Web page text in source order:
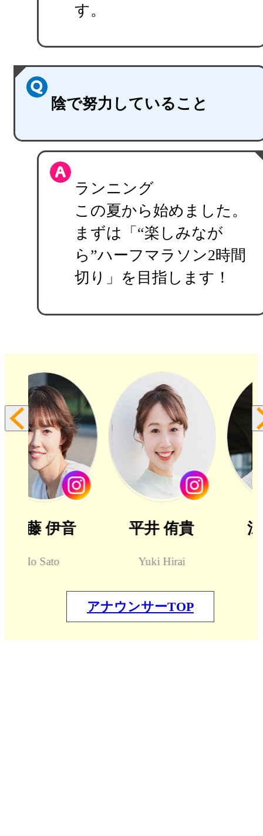
す。
陰で努力していること
ランニング
この夏から始めました。
まずは「“楽しみなが
ら”ハーフマラソン2時間
切り」を目指します！
平井 侑貴 江藤 祐介
Yusuke Eto
アナウンサーTOP